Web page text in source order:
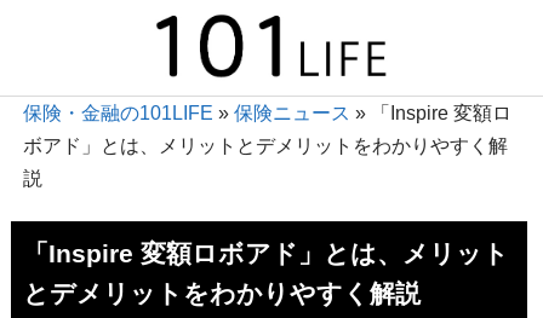
保険・金融の101LIFE » 保険ニュース »
「Inspire 変額ロ
ボアド」とは、メリットとデメリットをわかりやすく解
説
「Inspire 変額ロボアド」とは、メリット
とデメリットをわかりやすく解説